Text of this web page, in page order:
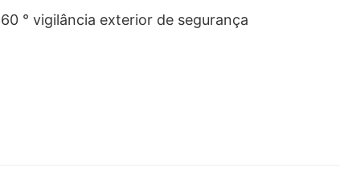
° vigilância exterior de segurança